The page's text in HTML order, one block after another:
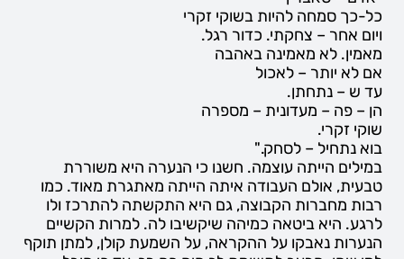
כל-כך סמחה להיות בשוקי זקרי
ויום אחר – צחקתי. כדור רגל.
מאמין. לא מאמינה באהבה
אם לא יותר – לאכול
עד ש – נתחתן.
הן – פה – מעדונית – מספרה
שוקי זקרי.
בוא נתחיל – לסחק."
במילים הייתה עוצמה. חשנו כי הנערה היא משוררת
טבעית, אולם העבודה איתה הייתה מאתגרת מאוד. כמו
רבות מחברות הקבוצה, גם היא התקשתה להתרכז ולו
לרגע. היא ביטאה כמיהה שיקשיבו לה. למרות הקשיים
הנערות נאבקו על ההקראה, על השמעת קולן, למתן תוקף